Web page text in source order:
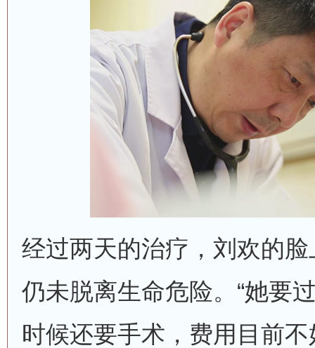
经过两天的治疗，刘欢的
仍未脱离生命危险。“她要
时候还要手术，费用目前